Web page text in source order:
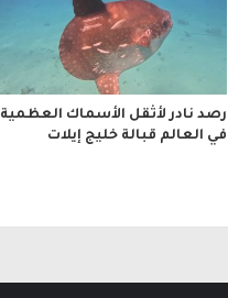
رصد نادر لأثقل الأسماك العظمية
في العالم قبالة خليج إيلات